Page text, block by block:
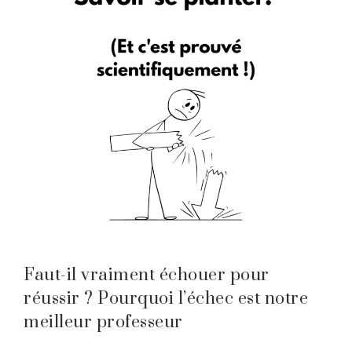
Faut-il vraiment échouer pour
réussir ? Pourquoi l’échec est notre
meilleur professeur